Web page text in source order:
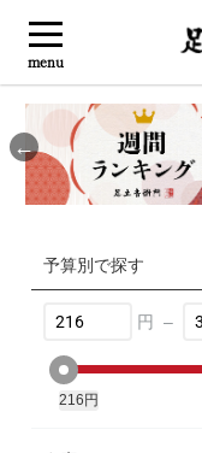
menu
Previous
予算別で探す
円 –
216円